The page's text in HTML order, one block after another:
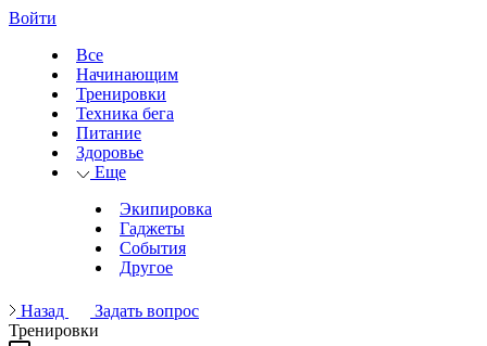
Войти
Все
Начинающим
Тренировки
Техника бега
Питание
Здоровье
Еще
Экипировка
Гаджеты
События
Другое
Назад
Задать вопрос
Тренировки